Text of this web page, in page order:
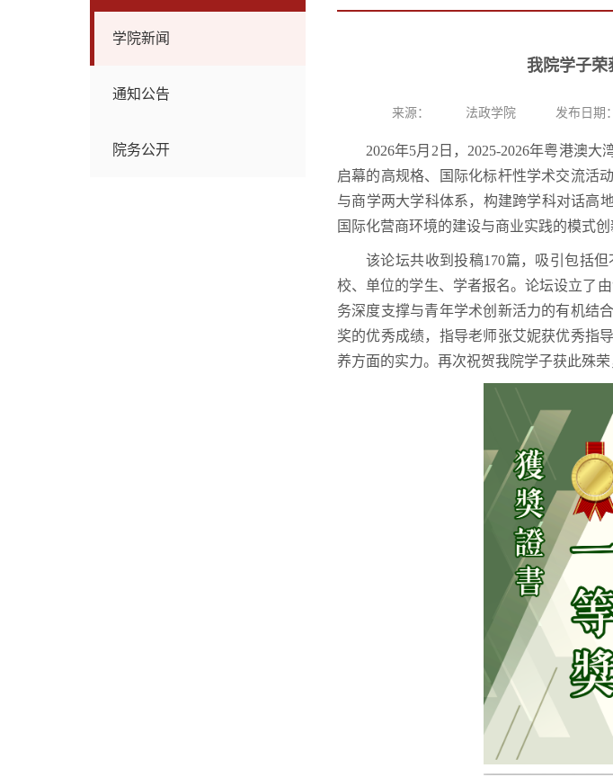
学院新闻
通知公告
院务公开
我院学子荣
来源： 法政学院 发布日期
2026年5月2日，2025-2026年粤港澳
启幕的高规格、国际化标杆性学术交流活
与商学两大学科体系，构建跨学科对话高
国际化营商环境的建设与商业实践的模式创
该论坛共收到投稿170篇，吸引包括
校、单位的学生、学者报名。论坛设立了
务深度支撑与青年学术创新活力的有机结
奖的优秀成绩，指导老师张艾妮获优秀指
养方面的实力。再次祝贺我院学子获此殊